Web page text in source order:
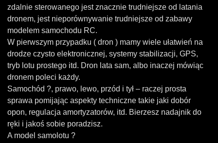
zdalnie sterowanego jest znacznie trudniejsze od latania
dronem, jest nieporównywanie trudniejsze od zabawy
modelem samochodu RC.
W pierwszym przypadku ( dron ) mamy wiele ułatwień na
drodze czysto elektronicznej, systemy stabilizacji, GPS,
tryb lotu prostego itd. Dron lata sam, albo inaczej mówiąc
dronem poleci każdy.
Samochód ?, prawo, lewo, przód i tył – raczej prosta
sprawa pomijając aspekty techniczne takie jaki dobór
opon, regulacja amortyzatorów, itd. Bierzesz nadajnik do
ręki i jakoś sobie poradzisz.
A model samolotu ?